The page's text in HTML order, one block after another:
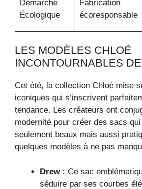
Démarche
Écologique
Fabrication
écoresponsable
LES MODÈLES CHLOÉ
INCONTOURNABLES
Cet été, la collection Chloé mise
iconiques qui s’inscrivent
tendance. Les créateurs ont
modernité pour créer des sacs
seulement beaux mais aussi
quelques modèles à ne pas
Drew : Ce sac
séduire par ses courbes